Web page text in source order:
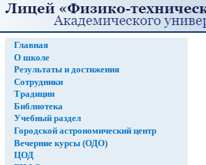
Главная
О школе
Результаты и достижения
Сотрудники
Традиции
Библиотека
Учебный раздел
Городской астрономический центр
Вечерние курсы (ОДО)
ЦОД